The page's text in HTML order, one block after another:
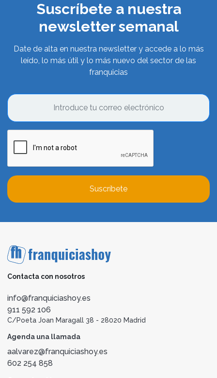
Suscríbete a nuestra
newsletter semanal
Date de alta en nuestra newsletter y accede a lo más
leído, lo más útil y lo más nuevo del sector de las
franquicias
Suscríbete
Contacta con nosotros
info@franquiciashoy.es
911 592 106
C/Poeta Joan Maragall 38 - 28020 Madrid
Agenda una llamada
aalvarez@franquiciashoy.es
602 254 858